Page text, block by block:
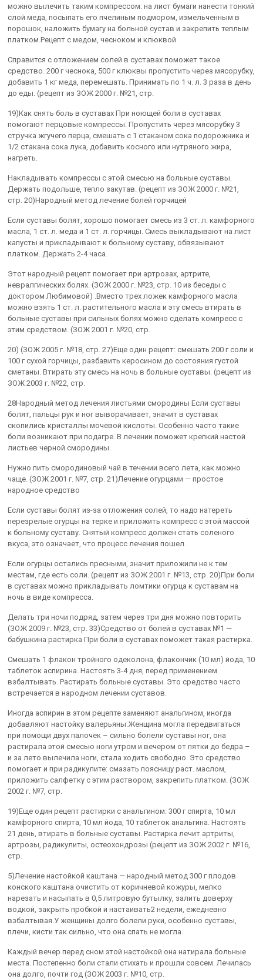
можно вылечить таким компрессом: на лист бумаги нанести тонкий
слой меда, посыпать его пчелиным подмором, измельченным в
порошок, наложить бумагу на больной сустав и закрепить теплым
платком.Рецепт с медом, чесноком и клюквой
Справится с отложением солей в суставах поможет такое
средство. 200 г чеснока, 500 г клюквы пропустить через мясорубку,
добавить 1 кг меда, перемешать. Принимать по 1 ч. л. 3 раза в день
до еды. (рецепт из ЗОЖ 2000 г. №21, стр.
19)Как снять боль в суставах При ноющей боли в суставах
помогают перцовые компрессы. Пропустить через мясорубку 3
стручка жгучего перца, смешать с 1 стаканом сока подорожника и
1/2 стакана сока лука, добавить косного или нутряного жира,
нагреть.
Накладывать компрессы с этой смесью на больные суставы.
Держать подольше, тепло закутав. (рецепт из ЗОЖ 2000 г. №21,
стр. 20)Народный метод лечение болей горчицей
Если суставы болят, хорошо помогает смесь из 3 ст. л. камфорного
масла, 1 ст. л. меда и 1 ст. л. горчицы. Смесь выкладывают на лист
капусты и прикладывают к больному суставу, обвязывают
платком. Держать 2-4 часа.
Этот народный рецепт помогает при артрозах, артрите,
невралгических болях. (ЗОЖ 2000 г. №23, стр. 10 из беседы с
доктором Любимовой) .Вместо трех ложек камфорного масла
можно взять 1 ст. л. растительного масла и эту смесь втирать в
больные суставы при сильных болях можно сделать компресс с
этим средством. (ЗОЖ 2001 г. №20, стр.
20) (ЗОЖ 2005 г. №18, стр. 27)Еще один рецепт: смешать 200 г соли и
100 г сухой горчицы, разбавить керосином до состояния густой
сметаны. Втирать эту смесь на ночь в больные суставы. (рецепт из
ЗОЖ 2003 г. №22, стр.
28Народный метод лечения листьями смородины Если суставы
болят, пальцы рук и ног выворачивает, значит в суставах
скопились кристаллы мочевой кислоты. Особенно часто такие
боли возникают при подагре. В лечении поможет крепкий настой
листьев черной смородины.
Нужно пить смородиновый чай в течении всего лета, как можно
чаще. (ЗОЖ 2001 г. №7, стр. 21)Лечение огурцами — простое
народное средство
Если суставы болят из-за отложения солей, то надо натереть
перезрелые огурцы на терке и приложить компресс с этой массой
к больному суставу. Снятый компресс должен стать соленого
вкуса, это означает, что процесс лечения пошел.
Если огурцы остались пресными, значит приложили не к тем
местам, где есть соли. (рецепт из ЗОЖ 2001 г. №13, стр. 20)При боли
в суставах можно прикладывать ломтики огурца к суставам на
ночь в виде компресса.
Делать три ночи подряд, затем через три дня можно повторить
(ЗОЖ 2009 г. №23, стр. 33)Средство от болей в суставах №1 —
бабушкина растирка При боли в суставах поможет такая растирка.
Смешать 1 флакон тройного одеколона, флакончик (10 мл) йода, 10
таблеток аспирина. Настоять 3-4 дня, перед применением
взбалтывать. Растирать больные суставы. Это средство часто
встречается в народном лечении суставов.
Иногда аспирин в этом рецепте заменяют анальгином, иногда
добавляют настойку валерьяны.Женщина могла передвигаться
при помощи двух палочек – сильно болели суставы ног, она
растирала этой смесью ноги утром и вечером от пятки до бедра –
и за лето вылечила ноги, стала ходить свободно. Это средство
помогает и при радикулите: смазать поясницу раст. маслом,
приложить салфетку с этим раствором, закрепить платком. (ЗОЖ
2002 г. №7, стр.
19)Еще один рецепт растирки с анальгином: 300 г спирта, 10 мл
камфорного спирта, 10 мл йода, 10 таблеток анальгина. Настоять
21 день, втирать в больные суставы. Растирка лечит артриты,
артрозы, радикулиты, остеохондрозы (рецепт из ЗОЖ 2002 г. №16,
стр.
5)Лечение настойкой каштана — народный метод 300 г плодов
конского каштана очистить от коричневой кожуры, мелко
нарезать и насыпать в 0,5 литровую бутылку, залить доверху
водкой, закрыть пробкой и настаивать2 недели, ежедневно
взбалтывая.У женщины долго болели руки, особенно суставы,
плечи, кисти так сильно, что она спать не могла.
Каждый вечер перед сном этой настойкой она натирала больные
места. Постепенно боли стали стихать и прошли совсем. Лечилась
она долго, почти год (ЗОЖ 2003 г. №10, стр.